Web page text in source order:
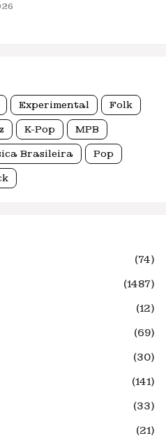
Experimental Folk
K-Pop MPB
Brasileira Pop
(74)
(1487)
(12)
(69)
(30)
(141)
(33)
(21)